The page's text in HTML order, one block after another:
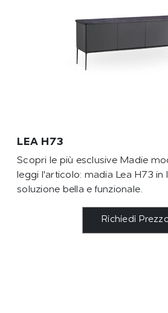
LEA H73
Scopri le più esclusive Madie
leggi l'articolo: madia Lea H73
soluzione bella e funzionale.
Richiedi